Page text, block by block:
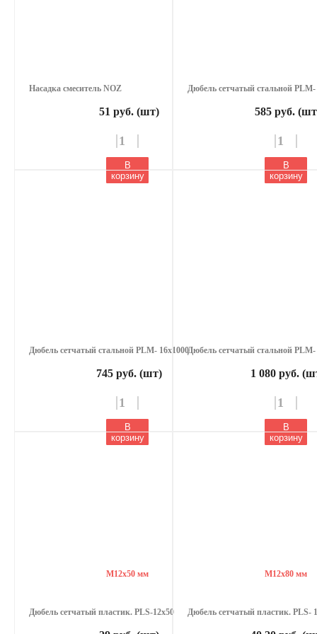
Насадка смеситель NOZ
51 руб. (шт)
В
корзину
Дюбель сетчатый стальной PLM-
585 руб.
В
корзину
Дюбель сетчатый стальной PLM- 16х1000
745 руб. (шт)
В
корзину
Дюбель сетчатый стальной PLM-
1 080 руб.
В
корзину
М12х50 мм
Дюбель сетчатый пластик. PLS-12х50
М12х80 мм
Дюбель сетчатый пластик. PLS-